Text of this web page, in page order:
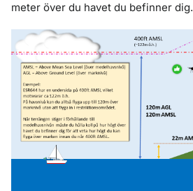
meter över du havet du befinner dig.